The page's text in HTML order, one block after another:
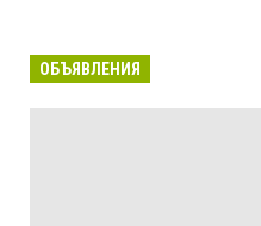
ОБЪЯВЛЕНИЯ